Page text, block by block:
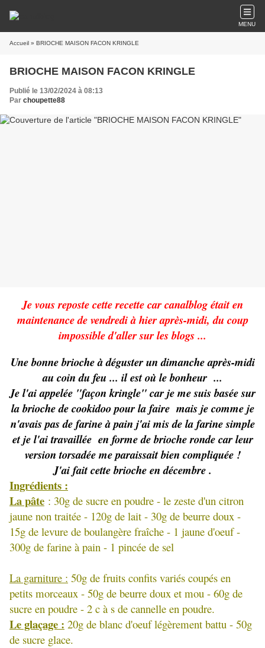
MENU
Accueil » BRIOCHE MAISON FACON KRINGLE
BRIOCHE MAISON FACON KRINGLE
Publié le 13/02/2024 à 08:13
Par choupette88
Je vous reposte cette recette car canalblog était en
maintenance de vendredi à hier après-midi, du coup
impossible d'aller sur les blogs ...
Une bonne brioche à déguster un dimanche après-midi
au coin du feu ... il est où le bonheur ...
Je l'ai appelée "façon kringle" car je me suis basée sur
la brioche de cookidoo pour la faire mais je comme je
n'avais pas de farine à pain j'ai mis de la farine simple
et je l'ai travaillée en forme de brioche ronde car leur
version torsadée me paraissait bien compliquée !
J'ai fait cette brioche en décembre .
Ingrédients :
La pâte : 30g de sucre en poudre - le zeste d'un citron
jaune non traitée - 120g de lait - 30g de beurre doux -
15g de levure de boulangère fraîche - 1 jaune d'oeuf -
300g de farine à pain - 1 pincée de sel
La garniture : 50g de fruits confits variés coupés en
petits morceaux - 50g de beurre doux et mou - 60g de
sucre en poudre - 2 c à s de cannelle en poudre.
Le glaçage : 20g de blanc d'oeuf légèrement battu - 50g
de sucre glace.